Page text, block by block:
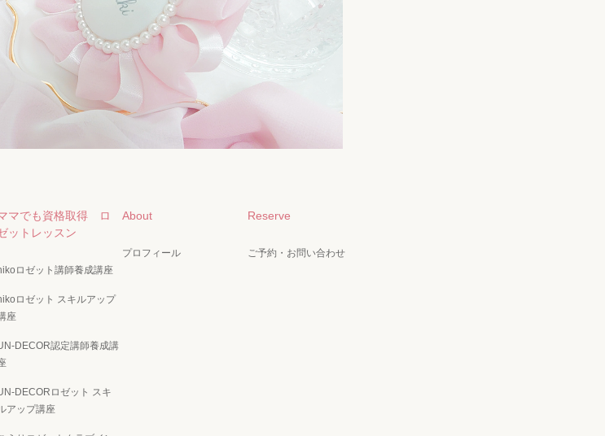
マでも資格取得 ロ
ットレッスン
ロゼット講師養成講座
ロゼット スキルアップ
座
DECOR認定講師養成講
DECORロゼット スキ
アップ講座
About
プロフィール
Reserve
ご予約・お問い合わせ